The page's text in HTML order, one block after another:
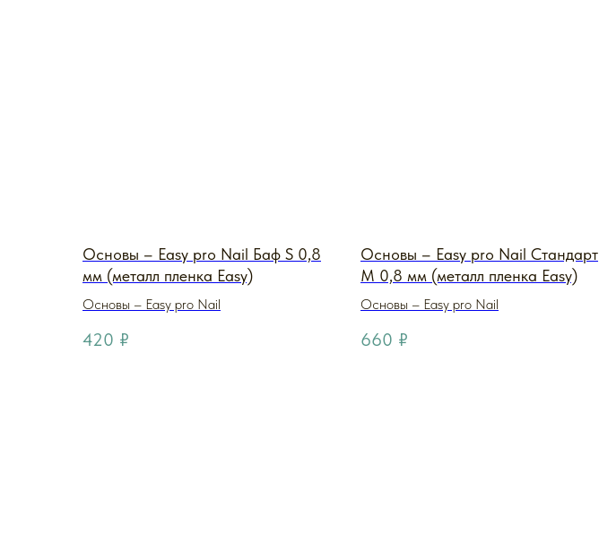
Основы – Easy pro Nail Баф S 0,8
мм (металл пленка Easy)
Основы – Easy pro Nail
420 ₽
Основы – Easy pro Nail Стандарт
M 0,8 мм (металл пленка Easy)
Основы – Easy pro Nail
660 ₽